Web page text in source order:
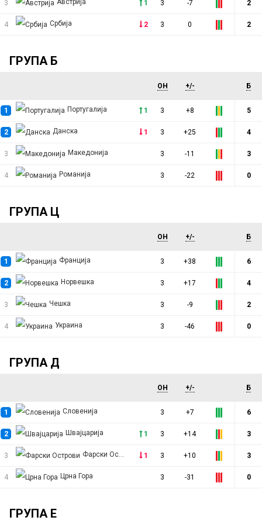
работата на тимот, пишуваат
германските медиуми.
3 1 3 -7 2
4 Србија 2 3 0 2
ГРУПА Б
ОН +/- Б
1 Португалија 1 3 +8 5
2 Данска 1 3 +25 4
3 Македонија 3 -11 3
4 Романија 3 -22 0
ГРУПА Ц
ОН +/- Б
1 Франција 3 +38 6
2 Норвешка 3 +17 4
3 Чешка 3 -9 2
4 Украина 3 -46 0
ГРУПА Д
ОН +/- Б
1 Словенија 3 +7 6
2 Швајцарија 1 3 +14 3
3 Фарски Острови 1 3 +10 3
4 Црна Гора 3 -31 0
ГРУПА Е